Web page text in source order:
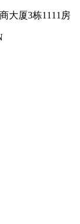
大厦3栋1111房